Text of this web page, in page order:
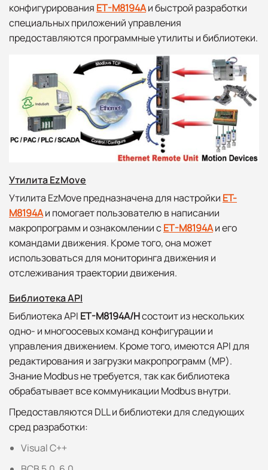
конфигурирования ET-M8194Aи быстрой разработки
специальных приложений управления
предоставляются программные утилиты и библиотеки.
Утилита EzMove
Утилита EzMove предназначена для настройки ET-
M8194Aи помогает пользователю в написании
макропрограмм и ознакомлении сET-M8194Aи его
командами движения. Кроме того, она может
использоваться для мониторинга движения и
отслеживания траектории движения.
Библиотека API
Библиотека API ET-M8194A/Hсостоит из нескольких
одно- и многоосевых команд конфигурации и
управления движением. Кроме того, имеются API для
редактирования и загрузки макропрограмм (MP).
Знание Modbus не требуется, так как библиотека
обрабатывает все коммуникации Modbus внутри.
Предоставляются DLL и библиотеки для следующих
сред разработки:
Visual C++